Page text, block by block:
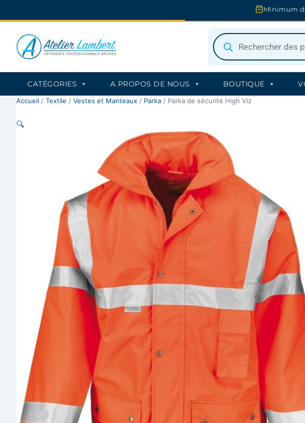
au
Minimum
Recherche
de
produits
CATÉGORIES A PROPOS DE NOUS BOUTIQUE
Accueil / Textile / Vestes et Manteaux / Parka / Parka de sécurité High Viz
🔍